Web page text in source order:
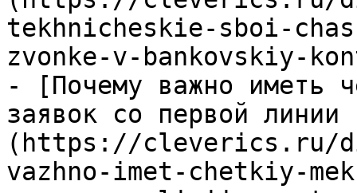
tekhnicheskie-sboi-
zvonke-v-bankovskiy-
- [Почему важно иметь
заявок со первой
(https://cleverics.ru/
vazhno-imet-chetkiy-